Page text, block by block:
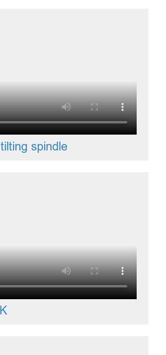
spindle